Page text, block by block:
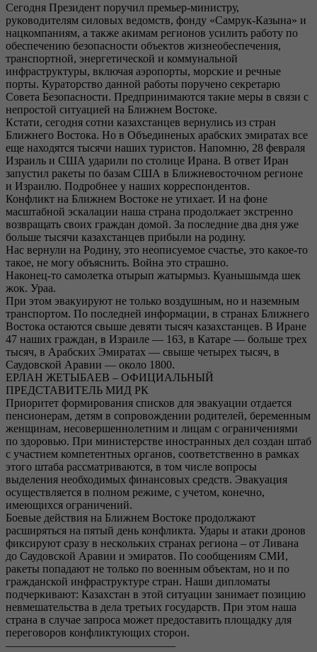
Сегодня Президент поручил премьер-министру,
руководителям силовых ведомств, фонду «Самрук-Казына» и
нацкомпаниям, а также акимам регионов усилить работу по
обеспечению безопасности объектов жизнеобеспечения,
транспортной, энергетической и коммунальной
инфраструктуры, включая аэропорты, морские и речные
порты. Кураторство данной работы поручено секретарю
Совета Безопасности. Предпринимаются такие меры в связи с
непростой ситуацией на Ближнем Востоке.
Кстати, сегодня сотни казахстанцев вернулись из стран
Ближнего Востока. Но в Объединеных арабских эмиратах все
еще находятся тысячи наших туристов. Напомню, 28 февраля
Израиль и США ударили по столице Ирана. В ответ Иран
запустил ракеты по базам США в Ближневосточном регионе
и Израилю. Подробнее у наших корреспондентов.
Конфликт на Ближнем Востоке не утихает. И на фоне
масштабной эскалации наша страна продолжает экстренно
возвращать своих граждан домой. За последние два дня уже
больше тысячи казахстанцев прибыли на родину.
Нас вернули на Родину, это неописуемое счастье, это какое-то
такое, не могу объяснить. Война это страшно.
Наконец-то самолетка отырып жатырмыз. Куанышымда шек
жок. Ураа.
При этом эвакуируют не только воздушным, но и наземным
транспортом. По последней информации, в странах Ближнего
Востока остаются свыше девяти тысяч казахстанцев. В Иране
47 наших граждан, в Израиле — 163, в Катаре — больше трех
тысяч, в Арабских Эмиратах — свыше четырех тысяч, в
Саудовской Аравии — около 1800.
ЕРЛАН ЖЕТЫБАЕВ – ОФИЦИАЛЬНЫЙ
ПРЕДСТАВИТЕЛЬ МИД РК
Приоритет формирования списков для эвакуации отдается
пенсионерам, детям в сопровождении родителей, беременным
женщинам, несовершеннолетним и лицам с ограничениями
по здоровью. При министерстве иностранных дел создан штаб
с участием компетентных органов, соответственно в рамках
этого штаба рассматриваются, в том числе вопросы
выделения необходимых финансовых средств. Эвакуация
осуществляется в полном режиме, с учетом, конечно,
имеющихся ограничений.
Боевые действия на Ближнем Востоке продолжают
расширяться на пятый день конфликта. Удары и атаки дронов
фиксируют сразу в нескольких странах региона – от Ливана
до Саудовской Аравии и эмиратов. По сообщениям СМИ,
ракеты попадают не только по военным объектам, но и по
гражданской инфраструктуре стран. Наши дипломаты
подчеркивают: Казахстан в этой ситуации занимает позицию
невмешательства в дела третьих государств. При этом наша
страна в случае запроса может предоставить площадку для
переговоров конфликтующих сторон.
———————————————